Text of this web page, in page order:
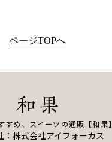
ページTOPへ
すめ、スイーツの通販【和果】
：株式会社アイフォーカス